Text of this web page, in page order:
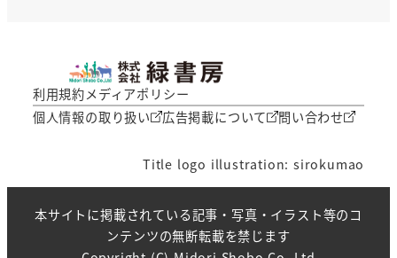
利用規約メディアポリシー
個人情報の取り扱い
広告掲載について 問い合わせ
Title logo illustration: sirokumao
本サイトに掲載されている記事・写真・イラスト等のコ
ンテンツの無断転載を禁じます